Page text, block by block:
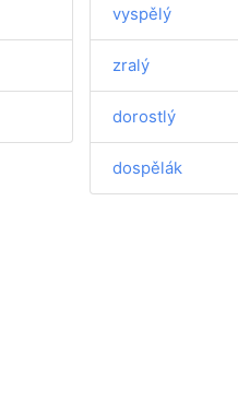
vyspělý
zralý
dorostlý
dospělák